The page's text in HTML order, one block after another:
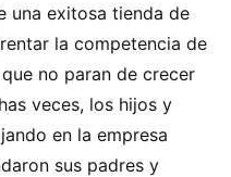
una exitosa tienda de
la competencia de
no paran de crecer
veces, los hijos y
en la empresa
sus padres y